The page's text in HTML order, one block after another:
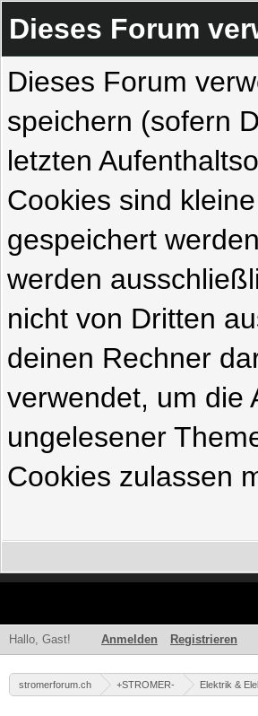
Dieses Forum
Dieses Forum
speichern (sofern
letzten
Cookies sind
gespeichert
werden
nicht von Dritten
deinen Rechner
verwendet, um die
ungelesener
Cookies zulassen
Hallo, Gast! Anmelden Registrieren
stromerforum.ch +STROMER- Elektrik &